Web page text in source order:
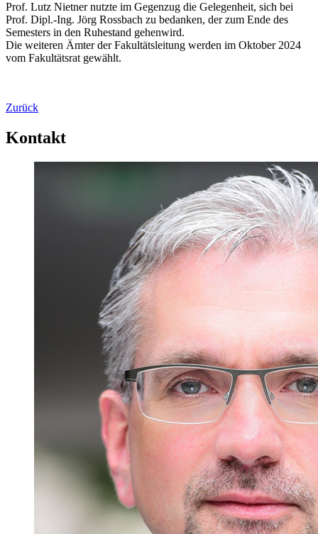
Prof. Lutz Nietner nutzte im Gegenzug die Gelegenheit, sich bei
Prof. Dipl.-Ing. Jörg Rossbach zu bedanken, der zum Ende des
Semesters in den Ruhestand gehenwird.
Die weiteren Ämter der Fakultätsleitung werden im Oktober 2024
vom Fakultätsrat gewählt.
Zurück
Kontakt